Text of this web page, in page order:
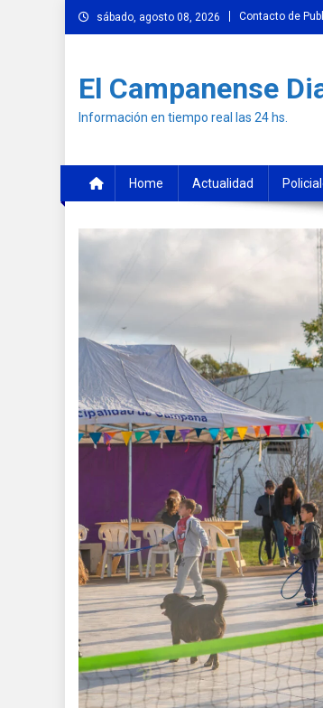
Skip
to
sábado, agosto 08, 2026 Contacto de
El Campanense
Información en tiempo real las 24 hs.
Home Actualidad